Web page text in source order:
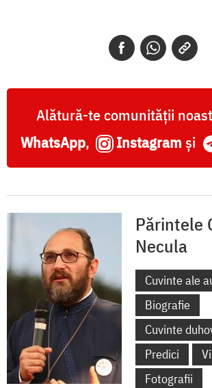
Alătură-te comunității
WhatsApp, Instagram și
Părintele
Necula
Cuvinte ale
Biografie
Cuvinte
Predici
Fotografii